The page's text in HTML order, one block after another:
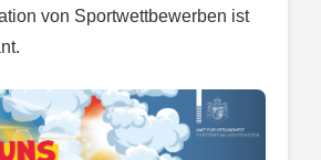
von Sportwettbewerben ist